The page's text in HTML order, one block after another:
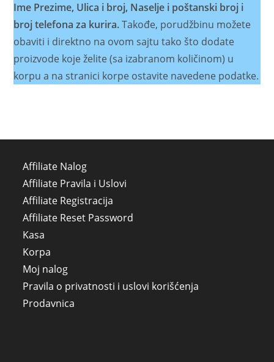
Ime Prezime, Ulica i broj, Naselje i poštanski broj i
broj telefona za kurira.Takođe, porudžbinu možete
obaviti i direktno na ovom sajtu tako što dodate
proizvode koje želite (sa izabranom količinom) u
korpu a na stranici korpe ostavite navedene podatke.
Affiliate Nalog
Affiliate Pravila i Uslovi
Affiliate Registracija
Affiliate Reset Password
Kasa
Korpa
Moj nalog
Pravila o privatnosti i uslovi korišćenja
Prodavnica